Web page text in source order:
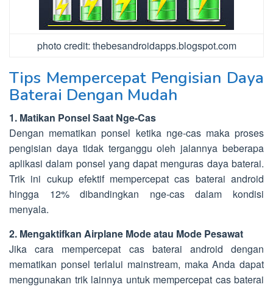
photo credit: thebesandroidapps.blogspot.com
Tips Mempercepat Pengisian Daya
Baterai Dengan Mudah
1. Matikan Ponsel Saat Nge-Cas
Dengan mematikan ponsel ketika nge-cas maka proses
pengisian daya tidak terganggu oleh jalannya beberapa
aplikasi dalam ponsel yang dapat menguras daya baterai.
Trik ini cukup efektif mempercepat cas baterai android
hingga 12% dibandingkan nge-cas dalam kondisi
menyala.
2. Mengaktifkan Airplane Mode atau Mode Pesawat
Jika cara mempercepat cas baterai android dengan
mematikan ponsel terlalui mainstream, maka Anda dapat
menggunakan trik lainnya untuk mempercepat cas baterai